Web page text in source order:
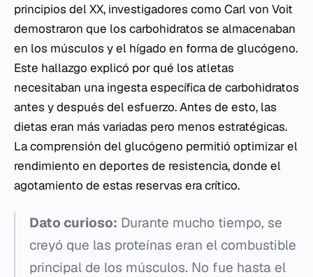
principios del XX, investigadores como Carl von Voit
demostraron que los carbohidratos se almacenaban
en los músculos y el hígado en forma de glucógeno.
Este hallazgo explicó por qué los atletas
necesitaban una ingesta específica de carbohidratos
antes y después del esfuerzo. Antes de esto, las
dietas eran más variadas pero menos estratégicas.
La comprensión del glucógeno permitió optimizar el
rendimiento en deportes de resistencia, donde el
agotamiento de estas reservas era crítico.
Dato curioso: Durante mucho tiempo, se
creyó que las proteínas eran el combustible
principal de los músculos. No fue hasta el